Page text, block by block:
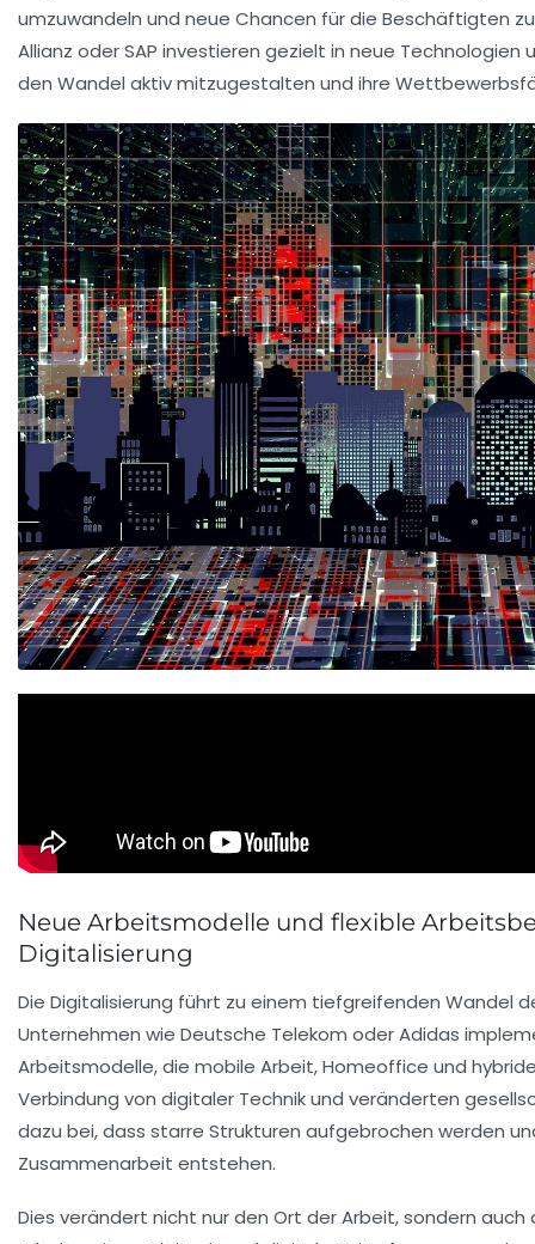
umzuwandeln und neue Chancen für die Beschäftigten
Allianz oder SAP investieren gezielt in neue
den Wandel aktiv mitzugestalten und ihre
Neue Arbeitsmodelle und flexible
Digitalisierung
Die Digitalisierung führt zu einem tiefgreifenden Wandel
Unternehmen wie Deutsche Telekom oder Adidas
Arbeitsmodelle, die mobile Arbeit, Homeoffice und
Verbindung von digitaler Technik und veränderten
dazu bei, dass starre Strukturen aufgebrochen werden
Zusammenarbeit entstehen.
Dies verändert nicht nur den Ort der Arbeit, sondern auch